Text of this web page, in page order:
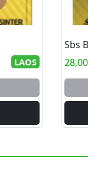
LAOS
Sbs
28,00